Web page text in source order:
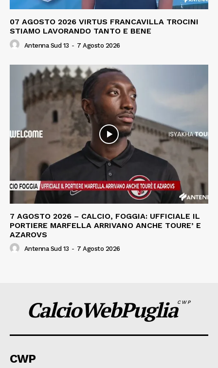
07 AGOSTO 2026 VIRTUS FRANCAVILLA TROCINI
STIAMO LAVORANDO TANTO E BENE
Antenna Sud 13 - 7 Agosto 2026
7 AGOSTO 2026 – CALCIO, FOGGIA: UFFICIALE IL
PORTIERE MARFELLA ARRIVANO ANCHE TOURE’ E
AZAROVS
Antenna Sud 13 - 7 Agosto 2026
CalcioWebPugliaCWP
CWP